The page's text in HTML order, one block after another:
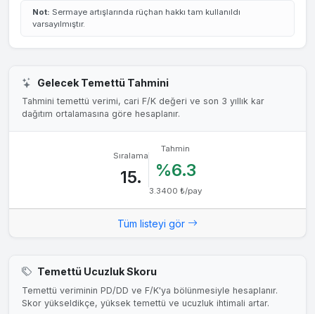
Not: Sermaye artışlarında rüçhan hakkı tam kullanıldı
varsayılmıştır.
Gelecek Temettü Tahmini
Tahmini temettü verimi, cari F/K değeri ve son 3 yıllık kar
dağıtım ortalamasına göre hesaplanır.
Sıralama
15.
Tahmin
%6.3
3.3400 ₺/pay
Tüm listeyi gör
Temettü Ucuzluk Skoru
Temettü veriminin PD/DD ve F/K'ya bölünmesiyle hesaplanır.
Skor yükseldikçe, yüksek temettü ve ucuzluk ihtimali artar.